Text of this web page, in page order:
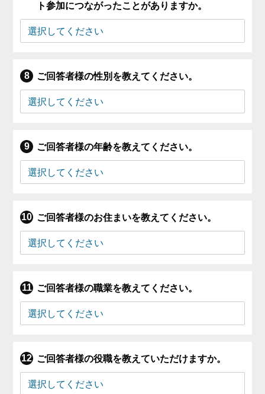
ト参加につながったことがありますか。
ご回答者様の性別を教えてください。
ご回答者様の年齢を教えてください。
ご回答者様のお住まいを教えてください。
ご回答者様の職業を教えてください。
ご回答者様の役職を教えていただけますか。